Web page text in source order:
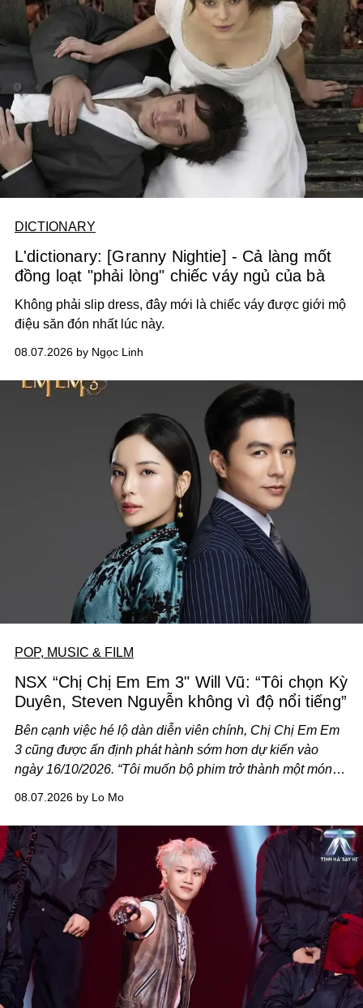
DICTIONARY
L'dictionary: [Granny Nightie] - Cả làng mốt
đồng loạt "phải lòng" chiếc váy ngủ của bà
Không phải slip dress, đây mới là chiếc váy được giới mộ
điệu săn đón nhất lúc này.
08.07.2026 by Ngọc Linh
POP, MUSIC & FILM
NSX “Chị Chị Em Em 3" Will Vũ: “Tôi chọn Kỳ
Duyên, Steven Nguyễn không vì độ nổi tiếng”
Bên cạnh việc hé lộ dàn diễn viên chính, Chị Chị Em Em
3 cũng được ấn định phát hành sớm hơn dự kiến vào
ngày 16/10/2026. “Tôi muốn bộ phim trở thành một món
Việt Nam”, NSX Will Vũ cho biết.
08.07.2026 by Lo Mo